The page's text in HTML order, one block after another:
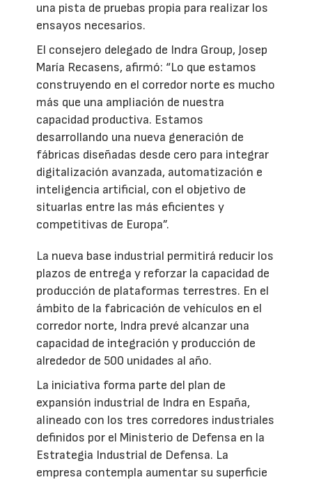
una pista de pruebas propia para realizar los
ensayos necesarios.
El consejero delegado de Indra Group, Josep
María Recasens, afirmó: “Lo que estamos
construyendo en el corredor norte es mucho
más que una ampliación de nuestra
capacidad productiva. Estamos
desarrollando una nueva generación de
fábricas diseñadas desde cero para integrar
digitalización avanzada, automatización e
inteligencia artificial, con el objetivo de
situarlas entre las más eficientes y
competitivas de Europa”.
La nueva base industrial permitirá reducir los
plazos de entrega y reforzar la capacidad de
producción de plataformas terrestres. En el
ámbito de la fabricación de vehículos en el
corredor norte, Indra prevé alcanzar una
capacidad de integración y producción de
alrededor de 500 unidades al año.
La iniciativa forma parte del plan de
expansión industrial de Indra en España,
alineado con los tres corredores industriales
definidos por el Ministerio de Defensa en la
Estrategia Industrial de Defensa. La
empresa contempla aumentar su superficie